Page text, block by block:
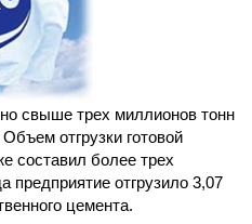
свыше трех миллионов тонн
отгрузки готовой
составил более трех
предприятие отгрузило 3,07
цемента.